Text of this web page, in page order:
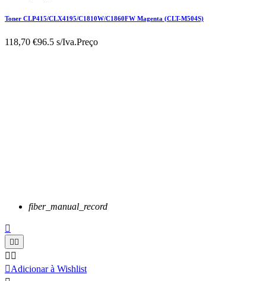
Toner CLP415/CLX4195/C1810W/C1860FW Magenta (CLT-M504S)
118,70 €96.5 s/Iva.Preço
fiber_manual_record

 
 
Adicionar à Wishlist